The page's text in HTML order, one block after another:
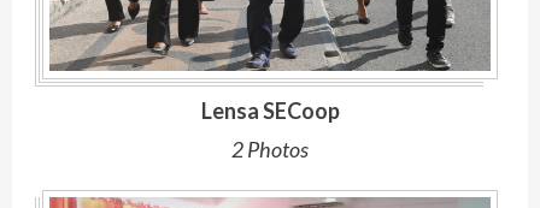
Lensa SECoop
2 Photos